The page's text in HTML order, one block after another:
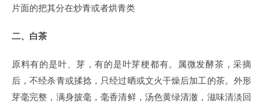
片面的把其分在炒青或者烘青类
二、白茶
原料有的是叶、芽，有的是叶芽梗都有。属微发酵茶，采摘
后，不经杀青或揉捻，只经过晒或文火干燥后加工的茶。外形
芽毫完整，满身披毫，毫香清鲜，汤色黄绿清澈，滋味清淡回